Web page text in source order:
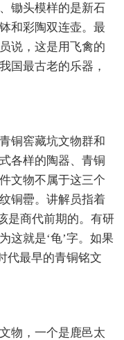
锄头模样的是新石
和彩陶双连壶。最
说，这是用飞禽的
国最古老的乐器，
铜窖藏坑文物群和
各样的陶器、青铜
文物不属于这三个
铜罍。讲解员指着
是商代前期的。有研
这就是‘龟’字。如果
代最早的青铜铭文
物，一个是鹿邑太